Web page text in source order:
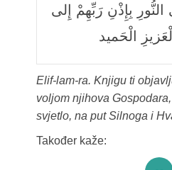
بِإِذْنِ رَبِّهِمْ إِلى
الْحَميد
Elif-lam-ra. Knjigu ti
voljom njihova
svjetlo, na put Silnoga i
Također kaže: